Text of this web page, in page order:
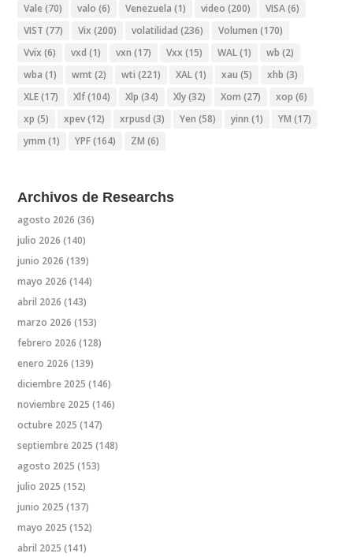
Vale (70) valo (6) Venezuela (1) video (200) VISA(6)
VIST (77) Vix (200) volatilidad (236) Volumen (170)
Vvix (6) vxd (1) vxn (17) Vxx (15) WAL(1) wb (2)
wba (1) wmt (2) wti (221) XAL(1) xau (5) xhb (3)
XLE(17) Xlf(104) Xlp (34) Xly(32) Xom (27) xop (6)
xp (5) xpev(12) xrpusd (3) Yen (58) yinn (1) YM (17)
ymm (1) YPF(164) ZM (6)
Archivos de Researchs
agosto 2026 (36)
julio 2026 (140)
junio 2026 (139)
mayo 2026 (144)
abril 2026 (143)
marzo 2026 (153)
febrero 2026 (128)
enero 2026 (139)
diciembre 2025 (146)
noviembre 2025 (146)
octubre 2025 (147)
septiembre 2025 (148)
agosto 2025 (153)
julio 2025 (152)
junio 2025 (137)
mayo 2025 (152)
abril 2025 (141)